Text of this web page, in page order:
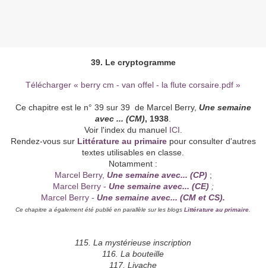
39. Le cryptogramme
Télécharger « berry cm - van offel - la flute corsaire.pdf »
Ce chapitre est le n° 39 sur 39 de Marcel Berry, Une semaine
avec ... (CM), 1938
Voir l'index du manuel ICI
Rendez-vous sur Littérature au primairepour consulter d'autres
textes utilisables en classe.
Notamment :
Marcel Berry, Une semaine avec... (CP);
Marcel Berry - Une semaine avec... (CE);
Marcel Berry - Une semaine avec... (CM et CS).
Ce chapitre a également été publié en parallèle sur les blogs Littérature au primaire
115. La mystérieuse inscription
116. La bouteille
117. Livache